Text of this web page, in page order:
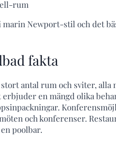
Newport-stil och det
fakta
antal rum och sviter,
en mängd olika
och konferenser.
poolbar.